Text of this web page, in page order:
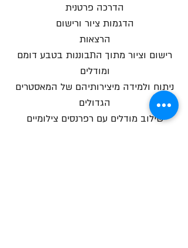
הדרכה פרטנית
הדגמות ציור ורישום
הרצאות
רישום וציור מתוך התבוננות בטבע דומם
ומודלים
ניתוח ולמידה מיצירותיהם של המאסטרים
הגדולים
שילוב מודלים עם רפרנסים צילומיים